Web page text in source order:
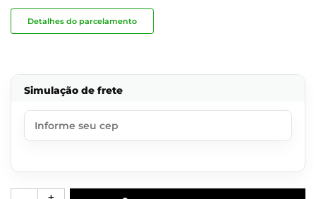
Detalhes do parcelamento
Simulação de frete